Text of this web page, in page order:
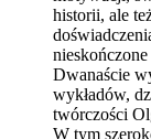
historii, ale
Dwanaście
wykładów,
twórczości
W tym